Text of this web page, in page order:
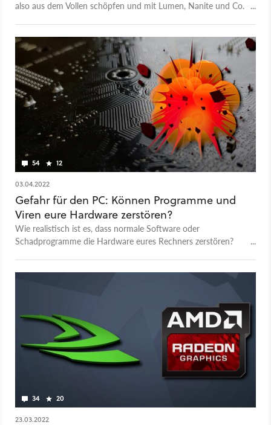
also aus dem Vollen schöpfen und mit Lumen, Nanite und Co.
54 12
03.04.2022
Gefahr für den PC: Können Programme und
Viren eure Hardware zerstören?
Wie realistisch ist es, dass normale Software oder
Schadprogramme die Hardware eures Rechners zerstören?
34 20
23.03.2022